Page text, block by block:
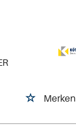
Merken